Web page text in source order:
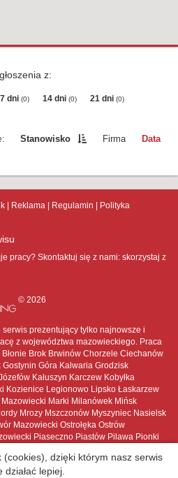
z:
7 dni (0) 14 dni (0) 21 dni (0)
Stanowisko Firma Data
Reklama Regulamin
Polityka
pracy? Skontaktuj się z nami: skorzystaj z
© 2026
prezentujący tylko najnowsze i
z województwa mazowieckiego. Praca
Brok Brwinów Chorzele Ciechanów
Góra Kalwaria Grodzisk
Kałuszyn Karczew Kobyłka
Kozienice Legionowo Lipsko Łaskarzew
Marki Milanówek Mińsk
Mrozy Mszczonów Myszyniec Nasielsk
Mazowiecki Ostrołęka Ostrów
Piaseczno Piastów Pilawa Pionki
Siedlce Sierpc Skaryszew
Szydłowiec Tarczyn Tłuszcz Warka
(cookies), dzięki którym nasz serwis
działać lepiej.